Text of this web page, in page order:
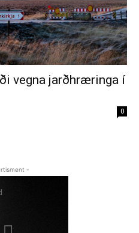
vegna jarðhræringa í
0
-